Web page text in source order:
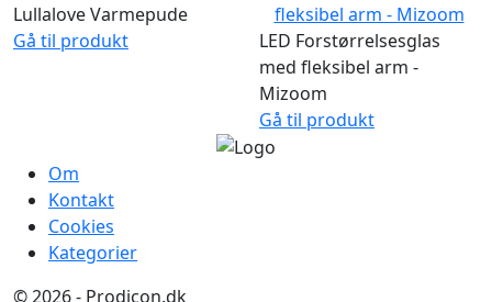
Lullalove Varmepude
Gå til produkt
LED Forstørrelsesglas
med fleksibel arm -
Mizoom
Gå til produkt
Om
Kontakt
Cookies
Kategorier
© 2026 - Prodicon.dk